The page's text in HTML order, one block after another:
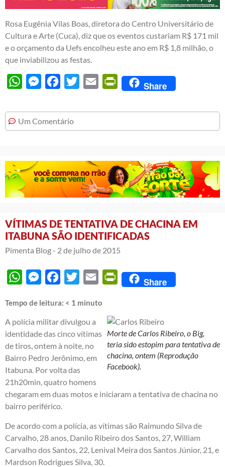
Rosa Eugênia Vilas Boas, diretora do Centro Universitário de
Cultura e Arte (Cuca), diz que os eventos custariam R$ 171 mil
e o orçamento da Uefs encolheu este ano em R$ 1,8 milhão, o
que inviabilizou as festas.
WhatsAppMessengerFacebook
Twitter Email PrintFriendly
Share
Um Comentário
VÍTIMAS DE TENTATIVA DE CHACINA EM
ITABUNA SÃO IDENTIFICADAS
Pimenta Blog - 2 de julho de 2015
WhatsAppMessengerFacebook
Twitter Email PrintFriendly
Share
Tempo de leitura: < 1 minuto
Morte de Carlos Ribeiro, o Big,
teria sido estopim para tentativa de
chacina, ontem (Reprodução
Facebook).
A polícia militar divulgou a
identidade das cinco vítimas
de tiros, ontem à noite, no
Bairro Pedro Jerônimo, em
Itabuna. Por volta das
21h20min, quatro homens
chegaram em duas motos e iniciaram a tentativa de chacina no
bairro periférico.
De acordo com a polícia, as vítimas são Raimundo Silva de
Carvalho, 28 anos, Danilo Ribeiro dos Santos, 27, William
Carvalho dos Santos, 22, Lenival Meira dos Santos Júnior, 21, e
Mardson Rodrigues Silva, 30.